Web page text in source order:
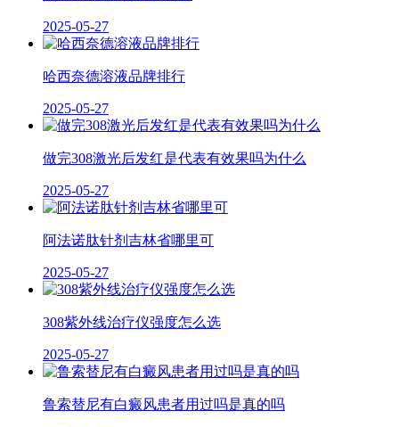
2025-05-27
哈西奈德溶液品牌排行
2025-05-27
做完308激光后发红是代表有效果吗为什么
2025-05-27
阿法诺肽针剂吉林省哪里可
2025-05-27
308紫外线治疗仪强度怎么选
2025-05-27
鲁索替尼有白癜风患者用过吗是真的吗